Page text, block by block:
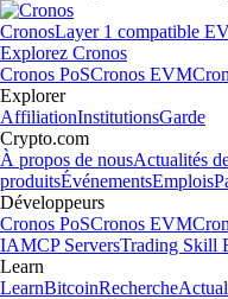
CronosLayer 1 compatible
Explorez Cronos
Cronos PoSCronos EVM
Explorer
AffiliationInstitutionsGarde
Crypto.com
À propos de nousActualités
produitsÉvénementsEmplois
Développeurs
Cronos PoSCronos EVM
IAMCP ServersTrading Skill
Learn
LearnBitcoinRecherche